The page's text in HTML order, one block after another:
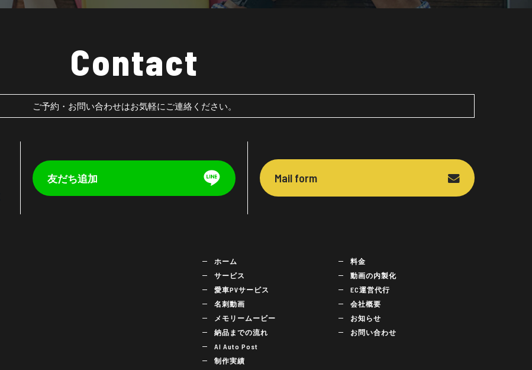
Contact
ご予約・お問い合わせはお気軽にご連絡ください。
友だち追加 Mail form
ホーム
サービス
愛車PVサービス
名刺動画
メモリームービー
納品までの流れ
AI Auto Post
制作実績
料金
動画の内製化
EC運営代行
会社概要
お知らせ
お問い合わせ